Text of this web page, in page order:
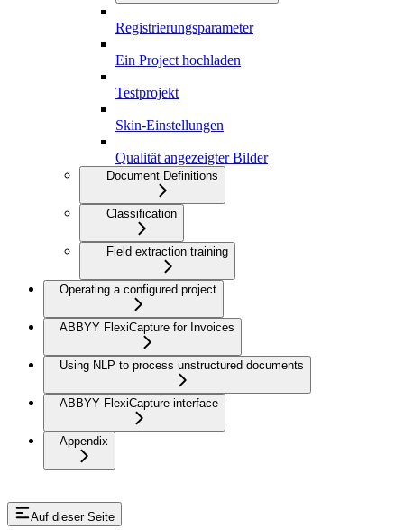
Registrierungsparameter
Ein Project hochladen
Testprojekt
Skin-Einstellungen
Qualität angezeigter Bilder
Document Definitions
Classification
Field extraction training
Operating a configured project
ABBYY FlexiCapture for Invoices
Using NLP to process unstructured documents
ABBYY FlexiCapture interface
Appendix
Auf dieser Seite